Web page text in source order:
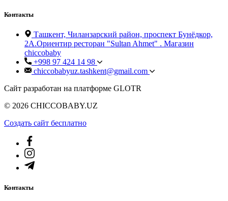
Контакты
Ташкент, Чиланзарский район, проспект Бунёдкор,
2А.Ориентир ресторан "Sultan Ahmet" . Магазин
chiccobaby
+998 97 424 14 98
chiccobabyuz.tashkent@gmail.com
Сайт разработан на платформе GLOTR
© 2026 CHICCOBABY.UZ
Создать cайт бесплатно
Контакты